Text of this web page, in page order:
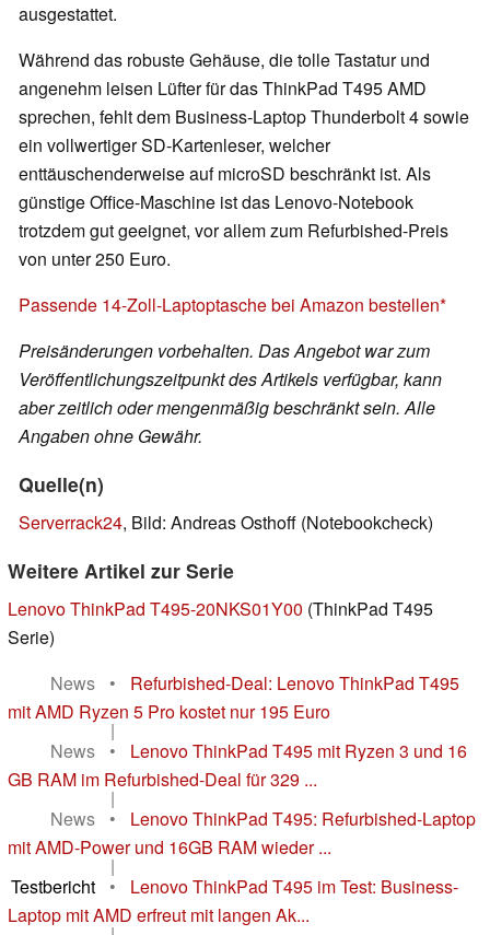
ausgestattet.
Während das robuste Gehäuse, die tolle Tastatur und
angenehm leisen Lüfter für das ThinkPad T495 AMD
sprechen, fehlt dem Business-Laptop Thunderbolt 4 sowie
ein vollwertiger SD-Kartenleser, welcher
enttäuschenderweise auf microSD beschränkt ist. Als
günstige Office-Maschine ist das Lenovo-Notebook
trotzdem gut geeignet, vor allem zum Refurbished-Preis
von unter 250 Euro.
Passende 14-Zoll-Laptoptasche bei Amazon bestellen
Preisänderungen vorbehalten. Das Angebot war zum
Veröffentlichungszeitpunkt des Artikels verfügbar, kann
aber zeitlich oder mengenmäßig beschränkt sein. Alle
Angaben ohne Gewähr.
Quelle(n)
Serverrack24, Bild: Andreas Osthoff (Notebookcheck)
Weitere Artikel zur Serie
Lenovo ThinkPad T495-20NKS01Y00 (ThinkPad T495
Serie)
News
•
Refurbished-Deal: Lenovo ThinkPad T495
mit AMD Ryzen 5 Pro kostet nur 195 Euro
|
News
•
Lenovo ThinkPad T495 mit Ryzen 3 und 16
GB RAM im Refurbished-Deal für 329 ...
|
News
•
Lenovo ThinkPad T495: Refurbished-Laptop
mit AMD-Power und 16GB RAM wieder ...
|
Testbericht
•
Lenovo ThinkPad T495 im Test: Business-
Laptop mit AMD erfreut mit langen Ak...